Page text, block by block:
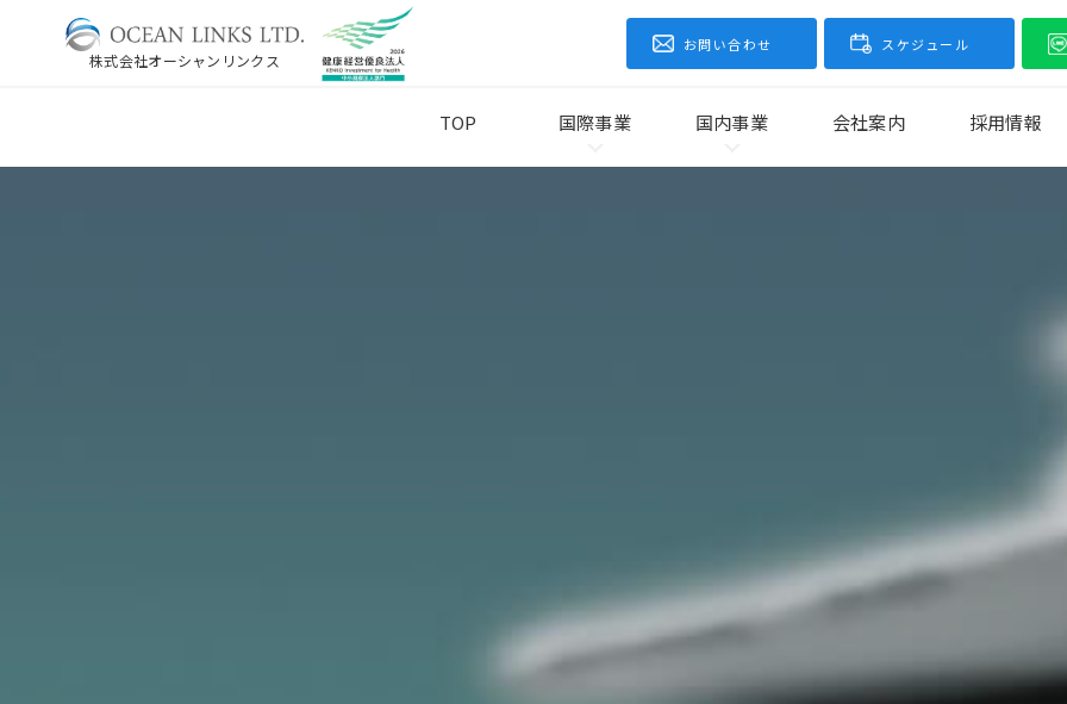
株式会社オーシャンリンクス
お問い合わせ スケジュール
TOP 国際事業 国内事業 会社案内 採用情報